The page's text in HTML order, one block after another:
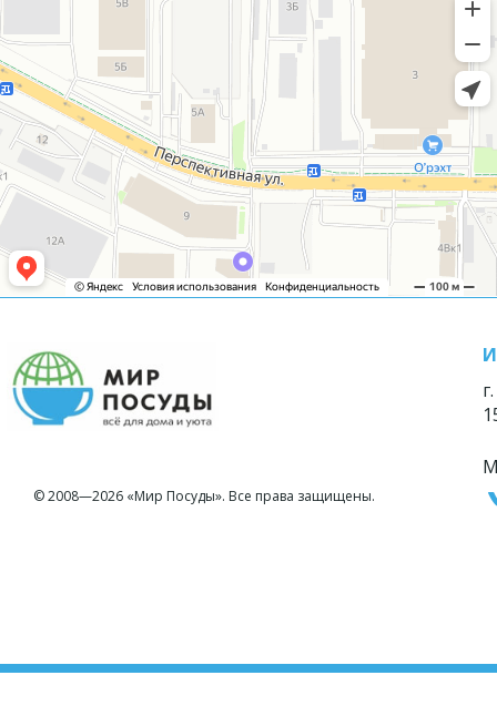
© 2008—2026 «Мир Посуды». Все права защищены.